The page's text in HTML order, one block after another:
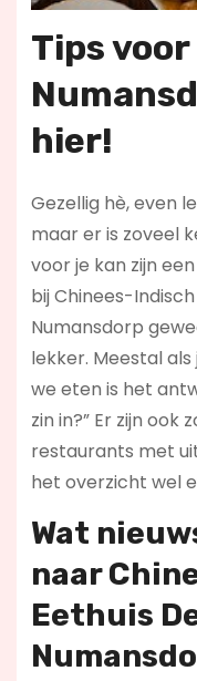
Tips
hier!
Gezellig hè, even
maar er is zoveel
voor je kan zijn
bij Chinees-
Numansdorp
lekker. Meestal
we eten is het
zin in?” Er zijn ook
restaurants met
het overzicht wel
Wat
naar
Eethuis